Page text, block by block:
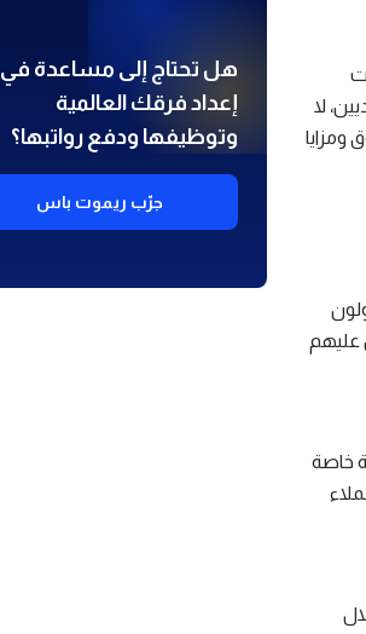
لا
ومزايا
عليهم
خاصة
هل تحتاج إلى مساعدة في
إعداد فرقك العالمية
وتوظيفها ودفع رواتبها؟
جرّب ريموت باس